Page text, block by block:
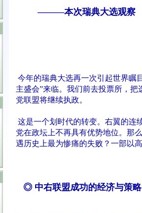
———本次瑞典大选观察
今年的瑞典大选再一次引起世界瞩
主盛会”来临。我们前去投票所，
党联盟将继续执政。
这是一个划时代的转变。右翼的
党在政坛上不再具有优势地位。那
遇历史上最为惨痛的失败？一部以
◎ 中右联盟成功的经济与策略